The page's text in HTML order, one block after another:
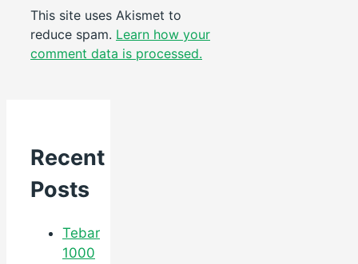
This site uses Akismet to
reduce spam. Learn how your
comment data is processed.
Recent
Posts
Tebar
1000